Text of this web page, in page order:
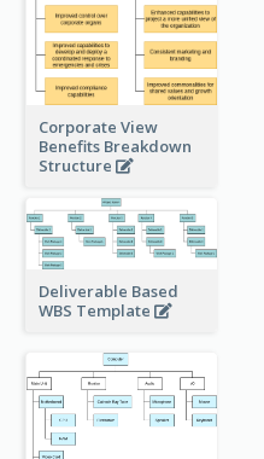
Corporate View
Benefits Breakdown
Structure
Deliverable Based
WBS Template